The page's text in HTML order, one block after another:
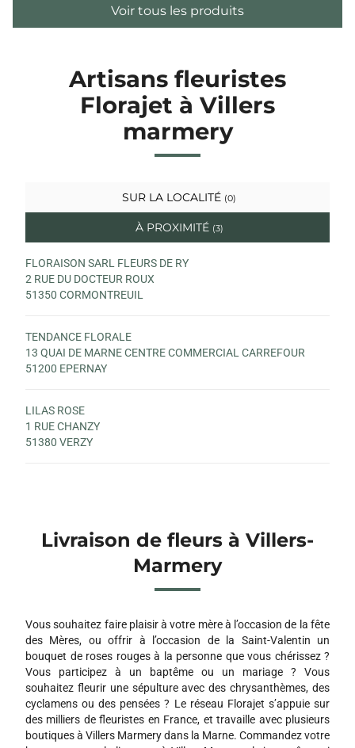
Voir tous les produits
Artisans fleuristes
Florajet à Villers
marmery
SUR LA LOCALITÉ (0)
À PROXIMITÉ (3)
FLORAISON SARL FLEURS DE RY
2 RUE DU DOCTEUR ROUX
51350 CORMONTREUIL
TENDANCE FLORALE
13 QUAI DE MARNE CENTRE COMMERCIAL CARREFOUR
51200 EPERNAY
LILAS ROSE
1 RUE CHANZY
51380 VERZY
Livraison de fleurs à Villers-
Marmery
Vous souhaitez faire plaisir à votre mère à l’occasion de la fête
des Mères, ou offrir à l’occasion de la Saint-Valentin un
bouquet de roses rouges à la personne que vous chérissez ?
Vous participez à un baptême ou un mariage ? Vous
souhaitez fleurir une sépulture avec des chrysanthèmes, des
cyclamens ou des pensées ? Le réseau Florajet s’appuie sur
des milliers de fleuristes en France, et travaille avec plusieurs
boutiques à Villers Marmery dans la Marne. Commandez votre